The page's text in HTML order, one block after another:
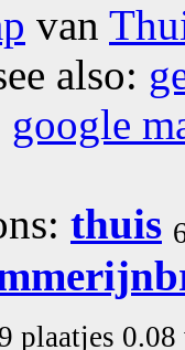
van
also:
google
thuis
plaatjes